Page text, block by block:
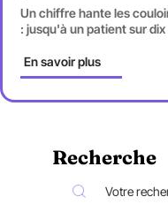
Un chiffre hante les
: jusqu'à un patient sur
En savoir plus
Recherche